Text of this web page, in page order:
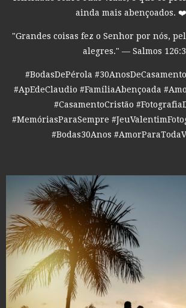
ainda mais abençoados.
"Grandes coisas fez o Senhor por nós,
alegres." — Salmos 126:3
#BodasDePérola
#ApEdeClaudio #FamíliaAbençoada
#CasamentoCristão
#MemóriasParaSempre
#Bodas30Anos